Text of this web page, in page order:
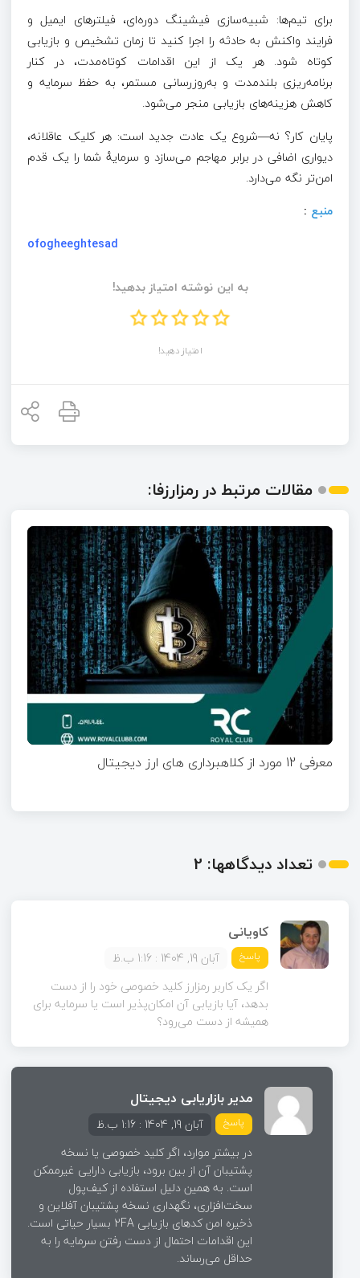
برای تیم‌ها: شبیه‌سازی فیشینگ دوره‌ای، فیلترهای ایمیل و
فرایند واکنش به حادثه را اجرا کنید تا زمان تشخیص و بازیابی
کوتاه شود. هر یک از این اقدامات کوتاه‌مدت، در کنار
برنامه‌ریزی بلندمدت و به‌روزرسانی مستمر، به حفظ سرمایه و
کاهش هزینه‌های بازیابی منجر می‌شود.
پایان کار؟ نه—شروع یک عادت جدید است: هر کلیک عاقلانه،
دیواری اضافی در برابر مهاجم می‌سازد و سرمایهٔ شما را یک قدم
امن‌تر نگه می‌دارد.
منبع :
ofogheeghtesad
به این نوشته امتیاز بدهید!
امتیاز دهید!
مقالات مرتبط در رمزارزفا:
معرفی 12 مورد از کلاهبرداری های ارز دیجیتال
تعداد دیدگاهها: 2
کاویانی
پاسخ
آبان 19, 1404 : 1:16 ب.ظ
اگر یک کاربر رمزارز کلید خصوصی خود را از دست
بدهد، آیا بازیابی آن امکان‌پذیر است یا سرمایه برای
همیشه از دست می‌رود؟
مدیر بازاریابی دیجیتال
پاسخ
آبان 19, 1404 : 1:16 ب.ظ
در بیشتر موارد، اگر کلید خصوصی یا نسخه
پشتیبان آن از بین برود، بازیابی دارایی غیرممکن
است. به همین دلیل استفاده از کیف‌پول
سخت‌افزاری، نگهداری نسخه پشتیبان آفلاین و
ذخیره امن کدهای بازیابی 2FA بسیار حیاتی است.
این اقدامات احتمال از دست رفتن سرمایه را به
حداقل می‌رساند.